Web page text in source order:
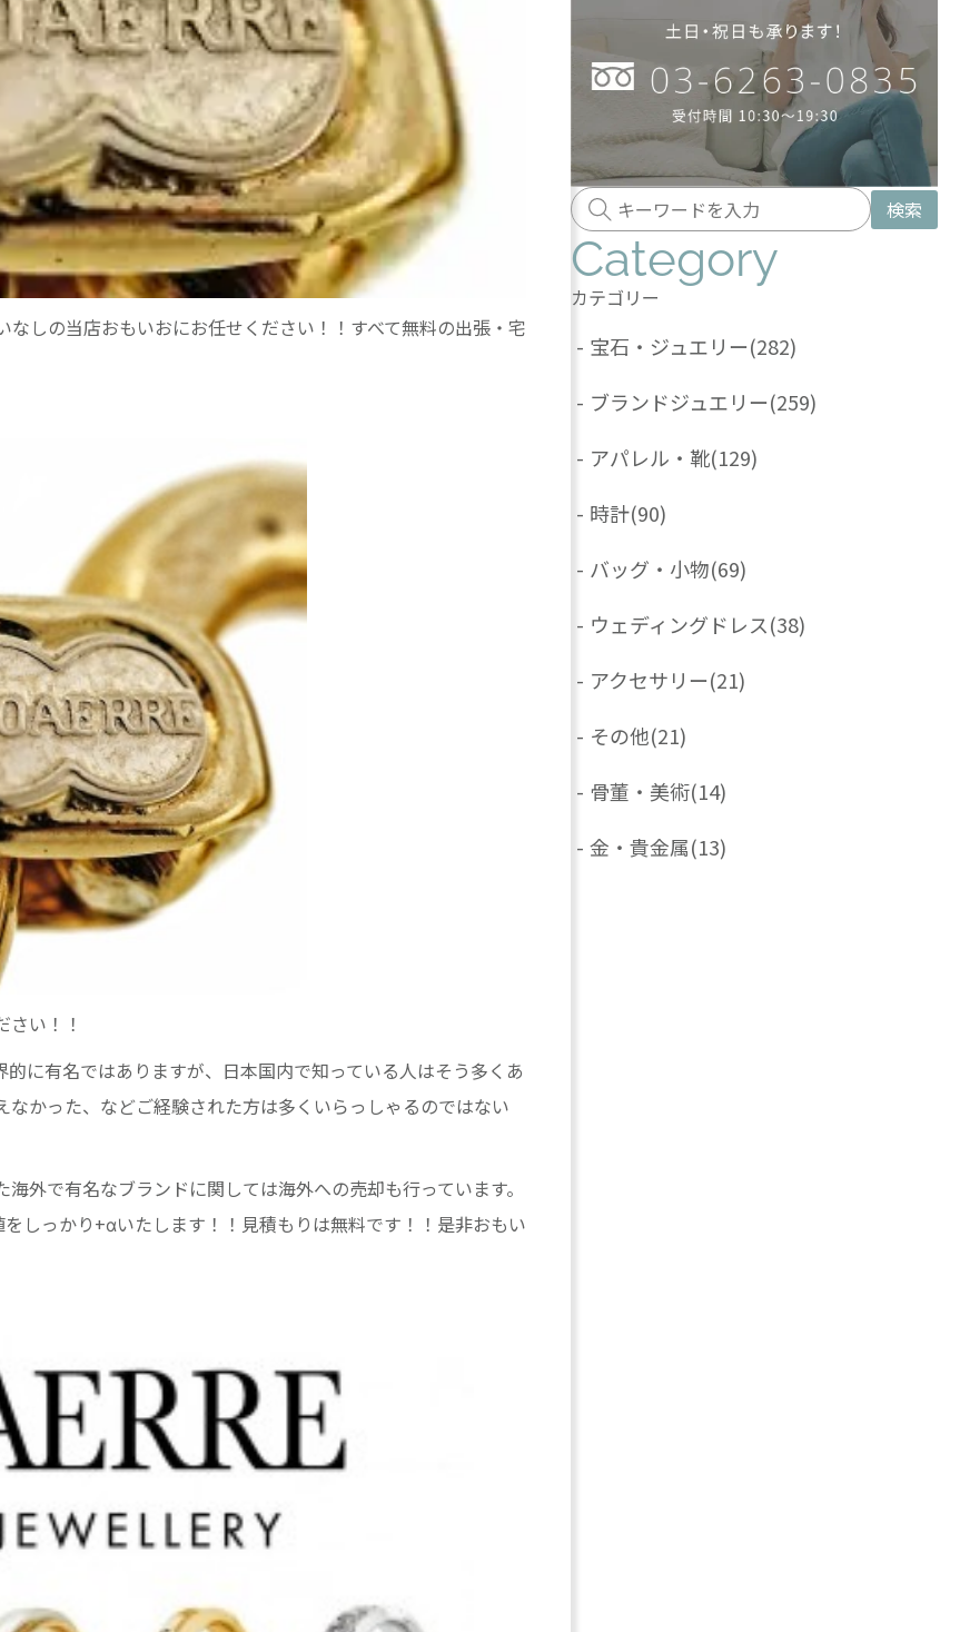
しの当店おもいおにお任せください！！すべて無料の出張・宅
い！！
に有名ではありますが、日本国内で知っている人はそう多くあ
かった、などご経験された方は多くいらっしゃるのではない
外で有名なブランドに関しては海外への売却も行っています。
しっかり+αいたします！！見積もりは無料です！！是非おもい
検索
Category
カテゴリー
- 宝石・ジュエリー(282)
- ブランドジュエリー(259)
- アパレル・靴(129)
- 時計(90)
- バッグ・小物(69)
- ウェディングドレス(38)
- アクセサリー(21)
- その他(21)
- 骨董・美術(14)
- 金・貴金属(13)